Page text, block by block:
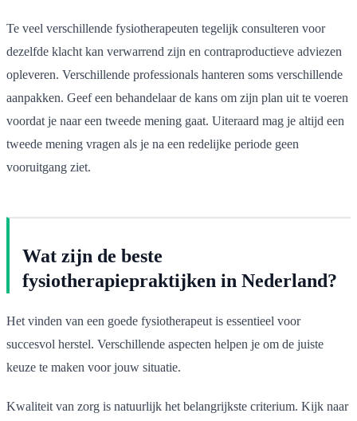
Te veel verschillende fysiotherapeuten tegelijk consulteren voor
dezelfde klacht kan verwarrend zijn en contraproductieve adviezen
opleveren. Verschillende professionals hanteren soms verschillende
aanpakken. Geef een behandelaar de kans om zijn plan uit te voeren
voordat je naar een tweede mening gaat. Uiteraard mag je altijd een
tweede mening vragen als je na een redelijke periode geen
vooruitgang ziet.
Wat zijn de beste
fysiotherapiepraktijken in Nederland?
Het vinden van een goede fysiotherapeut is essentieel voor
succesvol herstel. Verschillende aspecten helpen je om de juiste
keuze te maken voor jouw situatie.
Kwaliteit van zorg is natuurlijk het belangrijkste criterium. Kijk naar